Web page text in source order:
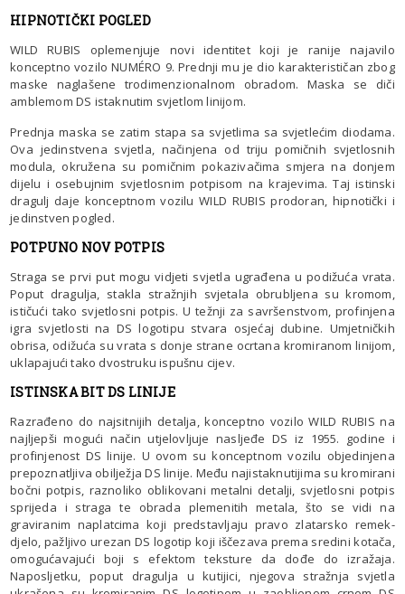
HIPNOTIČKI POGLED
WILD RUBIS oplemenjuje novi identitet koji je ranije najavilo
konceptno vozilo NUMÉRO 9. Prednji mu je dio karakterističan zbog
maske naglašene trodimenzionalnom obradom. Maska se diči
amblemom DS istaknutim svjetlom linijom.
Prednja maska se zatim stapa sa svjetlima sa svjetlećim diodama.
Ova jedinstvena svjetla, načinjena od triju pomičnih svjetlosnih
modula, okružena su pomičnim pokazivačima smjera na donjem
dijelu i osebujnim svjetlosnim potpisom na krajevima. Taj istinski
dragulj daje konceptnom vozilu WILD RUBIS prodoran, hipnotički i
jedinstven pogled.
POTPUNO NOV POTPIS
Straga se prvi put mogu vidjeti svjetla ugrađena u podižuća vrata.
Poput dragulja, stakla stražnjih svjetala obrubljena su kromom,
ističući tako svjetlosni potpis. U težnji za savršenstvom, profinjena
igra svjetlosti na DS logotipu stvara osjećaj dubine. Umjetničkih
obrisa, odižuća su vrata s donje strane ocrtana kromiranom linijom,
uklapajući tako dvostruku ispušnu cijev.
ISTINSKA BIT DS LINIJE
Razrađeno do najsitnijih detalja, konceptno vozilo WILD RUBIS na
najljepši mogući način utjelovljuje nasljeđe DS iz 1955. godine i
profinjenost DS linije. U ovom su konceptnom vozilu objedinjena
prepoznatljiva obilježja DS linije. Među najistaknutijima su kromirani
bočni potpis, raznoliko oblikovani metalni detalji, svjetlosni potpis
sprijeda i straga te obrada plemenitih metala, što se vidi na
graviranim naplatcima koji predstavljaju pravo zlatarsko remek-
djelo, pažljivo urezan DS logotip koji iščezava prema sredini kotača,
omogućavajući boji s efektom teksture da dođe do izražaja.
Naposljetku, poput dragulja u kutijici, njegova stražnja svjetla